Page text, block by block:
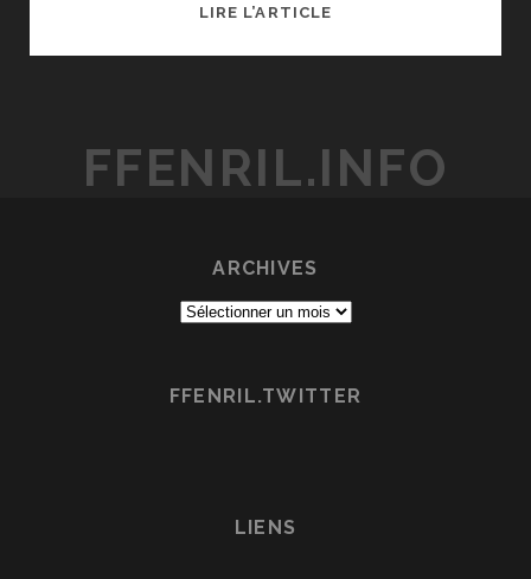
LIRE L’ARTICLE10
FFENRIL.INFO
ARCHIVES
Archives
FFENRIL.TWITTER
LIENS